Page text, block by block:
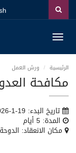
الرئيسية ورش العمل
مكافحة
تاريخ البدء: 19-1-2026
المدة: 5 أيام
مكان الانعقاد: الدوحة